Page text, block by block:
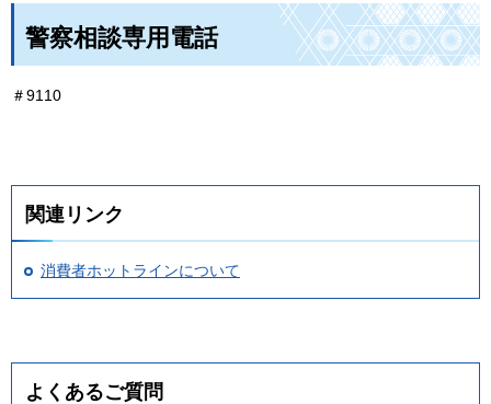
警察相談専用電話
＃9110
関連リンク
消費者ホットラインについて
よくあるご質問